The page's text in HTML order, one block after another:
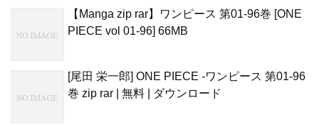
【Manga zip rar】ワンピース 第01-96巻 [ONE
PIECE vol 01-96] 66MB
[尾田 栄一郎] ONE PIECE -ワンピース 第01-96
巻 zip rar | 無料 | ダウンロード